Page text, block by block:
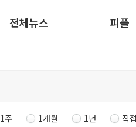
전체뉴스 피플
1주 1개월 1년 직